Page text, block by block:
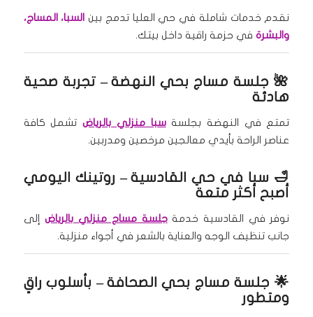
نقدم خدمات شاملة في حي العليا تدمج بين السبا، المساج،
والبشرةفي حزمة راقية داخل بيتك.
🌺 جلسة مساج بحي النهضة– تجربة صحية
هادئة
تمتع في النهضة بجلسةسبا منزلي بالرياضتشمل كافة
عناصر الراحة بأيدي معالجين مرخصين ومدربين.
🛁 سبا في حي القادسية– روتينك اليومي
أصبح أكثر متعة
نوفر في القادسية خدمةجلسة مساج منزلي بالرياضإلى
جانب تنظيف الوجه والعناية بالشعر في أجواء منزلية.
🌟 جلسة مساج بحي الصحافة– بأسلوب راقٍ
ومتطور